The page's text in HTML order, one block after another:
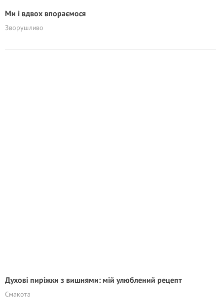
Ми і вдвох впораємося
Зворушливо
Духові пиріжки з вишнями: мій улюблений рецепт
Смакота